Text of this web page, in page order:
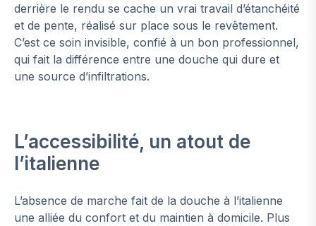
derrière le rendu se cache un vrai travail d’étanchéité
et de pente, réalisé sur place sous le revêtement.
C’est ce soin invisible, confié à un bon professionnel,
qui fait la différence entre une douche qui dure et
une source d’infiltrations.
L’accessibilité, un atout de
l’italienne
L’absence de marche fait de la douche à l’italienne
une alliée du confort et du maintien à domicile. Plus